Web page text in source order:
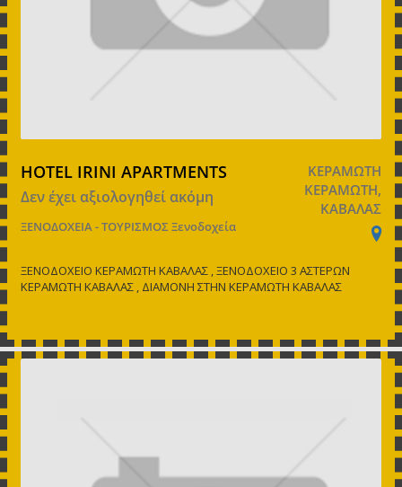
HOTEL IRINI APARTMENTS
Δεν έχει αξιολογηθεί ακόμη
ΞΕΝΟΔΟΧΕΙΑ - ΤΟΥΡΙΣΜΟΣ Ξενοδοχεία
ΚΕΡΑΜΩΤΗ
ΚΕΡΑΜΩΤΗ,
ΚΑΒΑΛΑΣ
ΞΕΝΟΔΟΧΕΙΟ ΚΕΡΑΜΩΤΗ ΚΑΒΑΛΑΣ , ΞΕΝΟΔΟΧΕΙΟ 3 ΑΣΤΕΡΩΝ
ΚΕΡΑΜΩΤΗ ΚΑΒΑΛΑΣ , ΔΙΑΜΟΝΗ ΣΤΗΝ ΚΕΡΑΜΩΤΗ ΚΑΒΑΛΑΣ